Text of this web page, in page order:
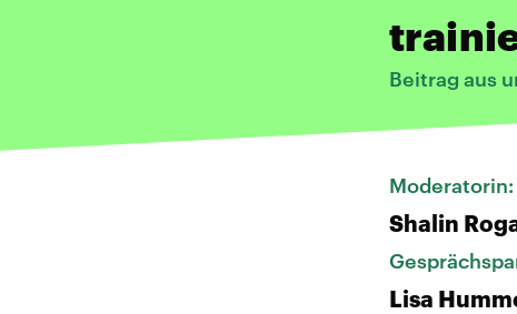
Beitrag aus
Moderatorin:
Shalin
Lisa